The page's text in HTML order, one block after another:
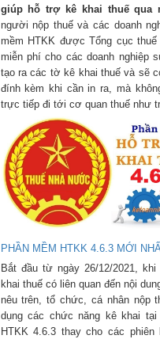
giúp hỗ trợ kê khai thuế qua
người nộp thuế và các doanh
mềm HTKK được Tổng cục thuế
miễn phí cho các doanh nghiệp
tạo ra các tờ kê khai thuế và sẽ
đính kèm khi cần in ra, mà
trực tiếp đi tới cơ quan thuế như
PHẦN MỀM HTKK 4.6.3 MỚI
Bắt đầu từ ngày 26/12/2021,
khai thuế có liên quan đến nội
nêu trên, tổ chức, cá nhân nộp
dụng các chức năng kê khai tại
HTKK 4.6.3 thay cho các phiên